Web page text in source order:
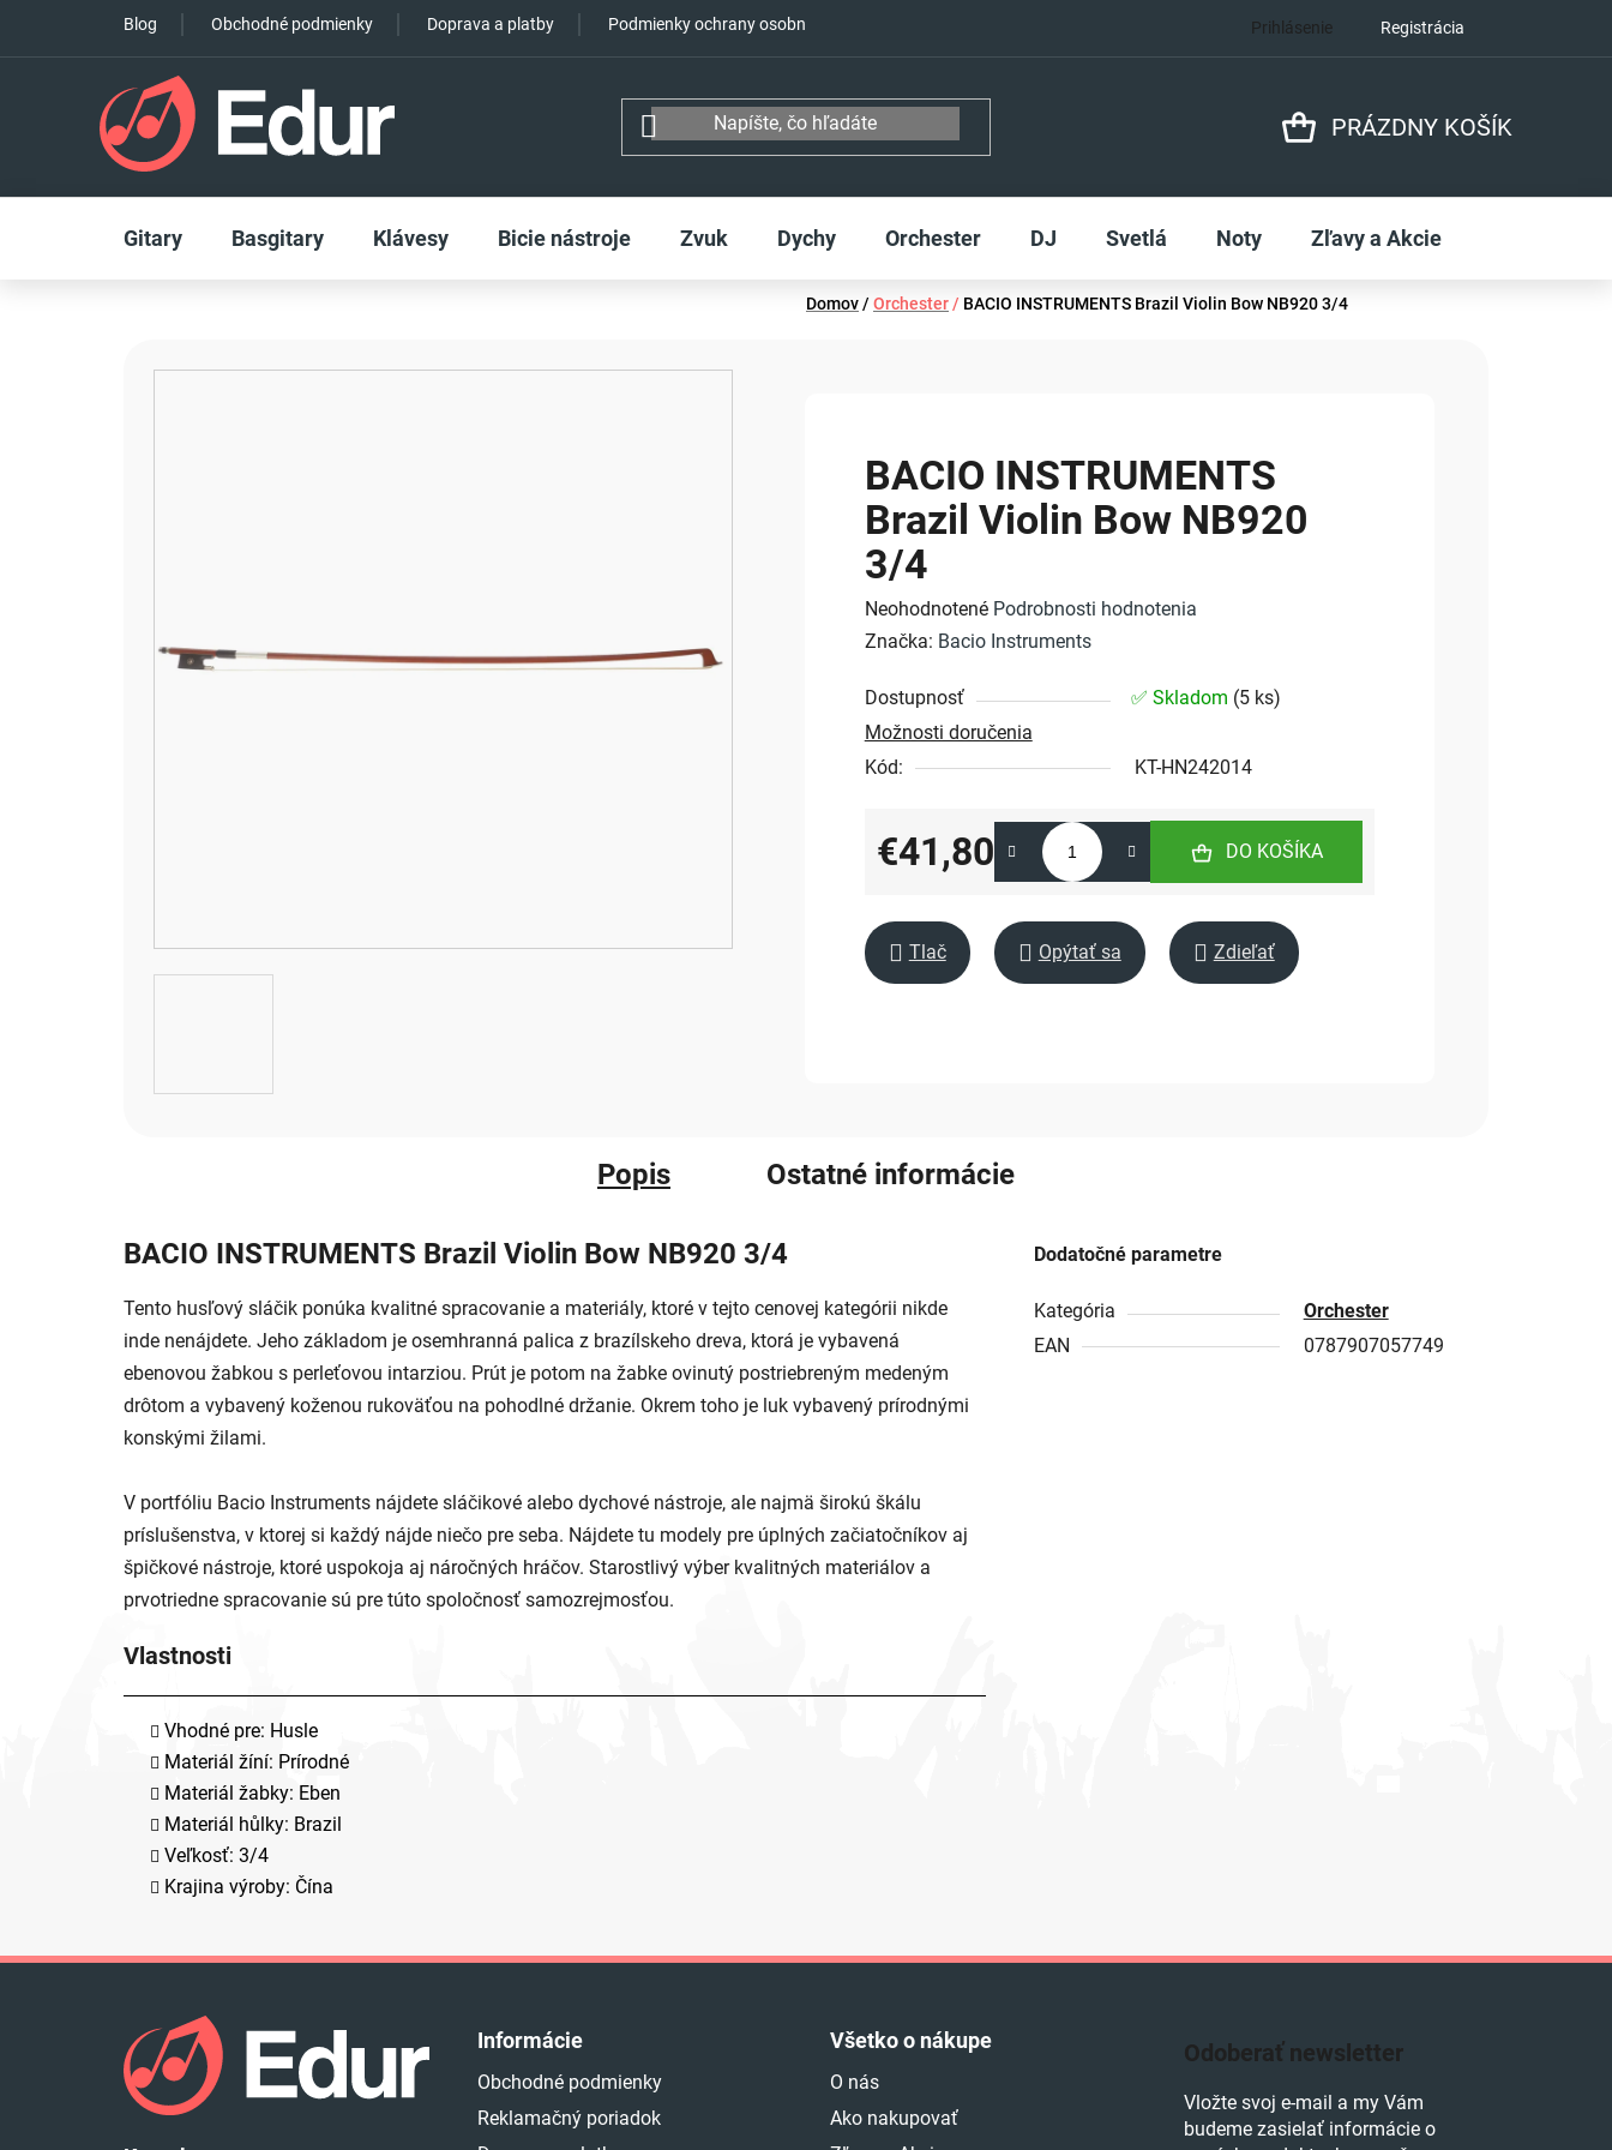
obsah
Blog Obchodné podmienky Doprava a platby Podmienky ochrany osobných údajov Prihlásenie Registrácia
PRÁZDNY KOŠÍK
Gitary Basgitary Klávesy Bicie nástroje Zvuk Dychy Orchester DJ Svetlá Noty Zľavy a Akcie
Domov/Orchester / BACIO INSTRUMENTS Brazil Violin Bow NB920 3/4
BACIO INSTRUMENTS
Brazil Violin Bow NB920
3/4
Priemerné
hodnotenie
je
0,0
z
hviezdičiek.
Neohodnotené Podrobnosti hodnotenia
Značka: Bacio Instruments
Dostupnosť ✅ Skladom (5 ks)
Možnosti doručenia
Kód:
KT-HN242014
€41,80
Jednotková cena:
DO KOŠÍKA
Tlač Opýtať sa Zdieľať
Popis Ostatné informácie
BACIO INSTRUMENTS Brazil Violin Bow NB920 3/4
Tento husľový sláčik ponúka kvalitné spracovanie a materiály, ktoré v tejto cenovej kategórii nikde
inde nenájdete. Jeho základom je osemhranná palica z brazílskeho dreva, ktorá je vybavená
ebenovou žabkou s perleťovou intarziou. Prút je potom na žabke ovinutý postriebreným medeným
drôtom a vybavený koženou rukoväťou na pohodlné držanie. Okrem toho je luk vybavený prírodnými
konskými žilami.
V portfóliu Bacio Instruments nájdete sláčikové alebo dychové nástroje, ale najmä širokú škálu
príslušenstva, v ktorej si každý nájde niečo pre seba. Nájdete tu modely pre úplných začiatočníkov aj
špičkové nástroje, ktoré uspokoja aj náročných hráčov. Starostlivý výber kvalitných materiálov a
prvotriedne spracovanie sú pre túto spoločnosť samozrejmosťou.
Vlastnosti
Vhodné pre: Husle
Materiál žíní: Prírodné
Materiál žabky: Eben
Materiál hůlky: Brazil
Veľkosť: 3/4
Krajina výroby: Čína
Dodatočné parametre
Kategória
Orchester
EAN
0787907057749
Informácie
Obchodné podmienky
Reklamačný poriadok
Všetko o nákupe
O nás
Ako nakupovať
Odoberať newsletter
Vložte svoj e-mail a my Vám
budeme zasielať informácie o